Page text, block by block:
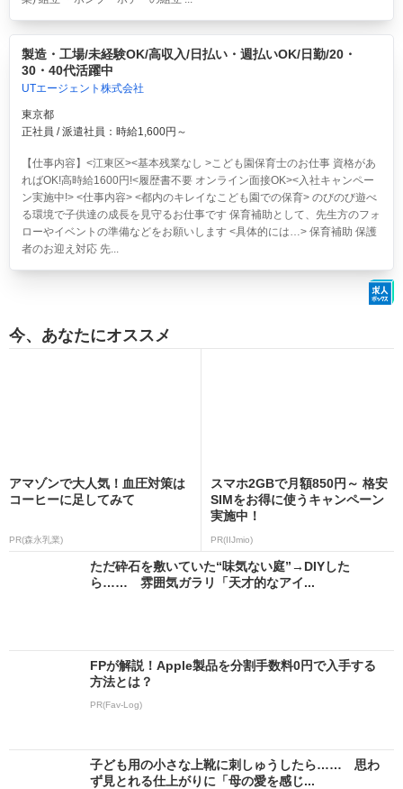
製造・工場/未経験OK/高収入/日払い・週払いOK/日勤/20・
30・40代活躍中
UTエージェント株式会社
東京都
正社員 / 派遣社員：時給1,600円～
【仕事内容】<江東区><基本残業なし >こども園保育士のお仕事 資格があ
ればOK!高時給1600円!<履歴書不要 オンライン面接OK><入社キャンペー
ン実施中!> <仕事内容> <都内のキレイなこども園での保育> のびのび遊べ
る環境で子供達の成長を見守るお仕事です 保育補助として、先生方のフォ
ローやイベントの準備などをお願いします <具体的には…> 保育補助 保護
者のお迎え対応 先...
今、あなたにオススメ
アマゾンで大人気！血圧対策は
コーヒーに足してみて
PR(森永乳業)
スマホ2GBで月額850円～ 格安
SIMをお得に使うキャンペーン
実施中！
PR(IIJmio)
ただ砕石を敷いていた“味気ない庭”→DIYした
ら…… 雰囲気ガラリ「天才的なアイ...
FPが解説！Apple製品を分割手数料0円で入手する
方法とは？
PR(Fav-Log)
子ども用の小さな上靴に刺しゅうしたら…… 思わ
ず見とれる仕上がりに「母の愛を感じ...